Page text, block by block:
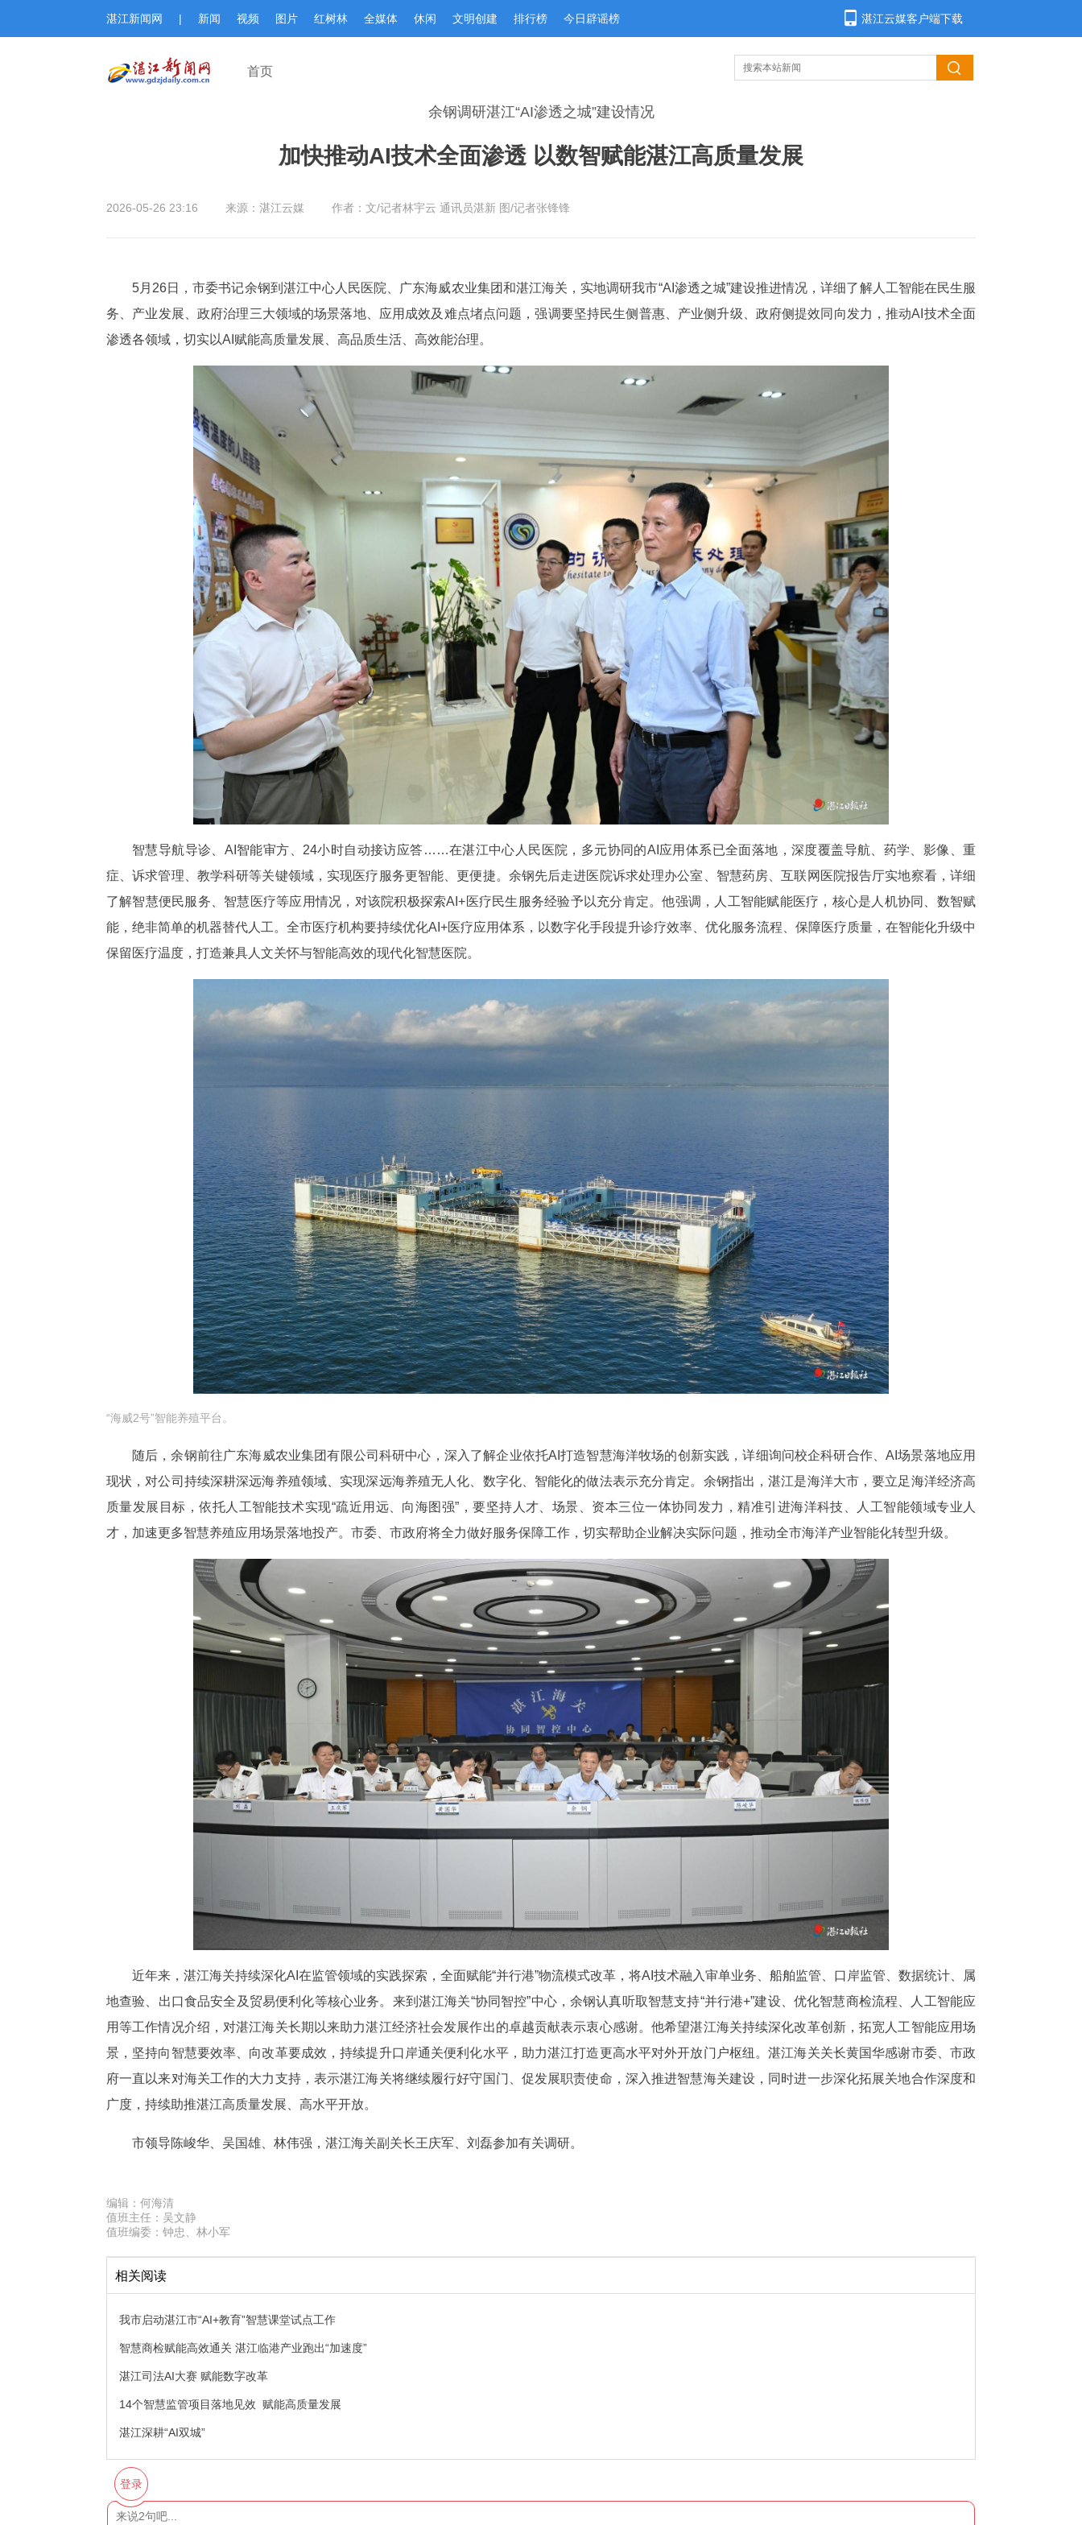
湛江新闻网 | 新闻 视频 图片 红树林 全媒体 休闲 文明创建 排行榜 今日辟谣榜 湛江云媒客户端下载
首页
余钢调研湛江“AI渗透之城”建设情况
加快推动AI技术全面渗透 以数智赋能湛江高质量发展
2026-05-26 23:16 来源：湛江云媒 作者：文/记者林宇云 通讯员湛新 图/记者张锋锋
5月26日，市委书记余钢到湛江中心人民医院、广东海威农业集团和湛江海关，实地调研我市“AI渗透之城”建设推进情况，详细了解人工智能在民生服
务、产业发展、政府治理三大领域的场景落地、应用成效及难点堵点问题，强调要坚持民生侧普惠、产业侧升级、政府侧提效同向发力，推动AI技术全面
渗透各领域，切实以AI赋能高质量发展、高品质生活、高效能治理。
智慧导航导诊、AI智能审方、24小时自动接访应答……在湛江中心人民医院，多元协同的AI应用体系已全面落地，深度覆盖导航、药学、影像、重
症、诉求管理、教学科研等关键领域，实现医疗服务更智能、更便捷。余钢先后走进医院诉求处理办公室、智慧药房、互联网医院报告厅实地察看，详细
了解智慧便民服务、智慧医疗等应用情况，对该院积极探索AI+医疗民生服务经验予以充分肯定。他强调，人工智能赋能医疗，核心是人机协同、数智赋
能，绝非简单的机器替代人工。全市医疗机构要持续优化AI+医疗应用体系，以数字化手段提升诊疗效率、优化服务流程、保障医疗质量，在智能化升级中
保留医疗温度，打造兼具人文关怀与智能高效的现代化智慧医院。
“海威2号”智能养殖平台。
随后，余钢前往广东海威农业集团有限公司科研中心，深入了解企业依托AI打造智慧海洋牧场的创新实践，详细询问校企科研合作、AI场景落地应用
现状，对公司持续深耕深远海养殖领域、实现深远海养殖无人化、数字化、智能化的做法表示充分肯定。余钢指出，湛江是海洋大市，要立足海洋经济高
质量发展目标，依托人工智能技术实现“疏近用远、向海图强”，要坚持人才、场景、资本三位一体协同发力，精准引进海洋科技、人工智能领域专业人
才，加速更多智慧养殖应用场景落地投产。市委、市政府将全力做好服务保障工作，切实帮助企业解决实际问题，推动全市海洋产业智能化转型升级。
近年来，湛江海关持续深化AI在监管领域的实践探索，全面赋能“并行港”物流模式改革，将AI技术融入审单业务、船舶监管、口岸监管、数据统计、属
地查验、出口食品安全及贸易便利化等核心业务。来到湛江海关“协同智控”中心，余钢认真听取智慧支持“并行港+”建设、优化智慧商检流程、人工智能应
用等工作情况介绍，对湛江海关长期以来助力湛江经济社会发展作出的卓越贡献表示衷心感谢。他希望湛江海关持续深化改革创新，拓宽人工智能应用场
景，坚持向智慧要效率、向改革要成效，持续提升口岸通关便利化水平，助力湛江打造更高水平对外开放门户枢纽。湛江海关关长黄国华感谢市委、市政
府一直以来对海关工作的大力支持，表示湛江海关将继续履行好守国门、促发展职责使命，深入推进智慧海关建设，同时进一步深化拓展关地合作深度和
广度，持续助推湛江高质量发展、高水平开放。
市领导陈峻华、吴国雄、林伟强，湛江海关副关长王庆军、刘磊参加有关调研。
编辑： 何海清
值班主任： 吴文静
值班编委： 钟忠、林小军
相关阅读
我市启动湛江市“AI+教育”智慧课堂试点工作
智慧商检赋能高效通关 湛江临港产业跑出“加速度”
湛江司法AI大赛 赋能数字改革
14个智慧监管项目落地见效 赋能高质量发展
湛江深耕“AI双城”
登录